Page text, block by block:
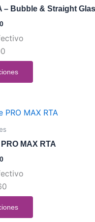
– Bubble & Straight
MAX RTA